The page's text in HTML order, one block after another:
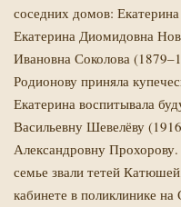
соседних домов:
Екатерина Диомидовна
Ивановна Соколова
Родионову приняла
Екатерина воспитывала
Васильевну Шевелёву
Александровну
семье звали тетей
кабинете в поликлинике